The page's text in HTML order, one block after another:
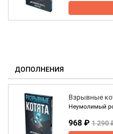
ДОПОЛНЕНИЯ
Взрывные
Неумолимый
968 ₽ 1 290